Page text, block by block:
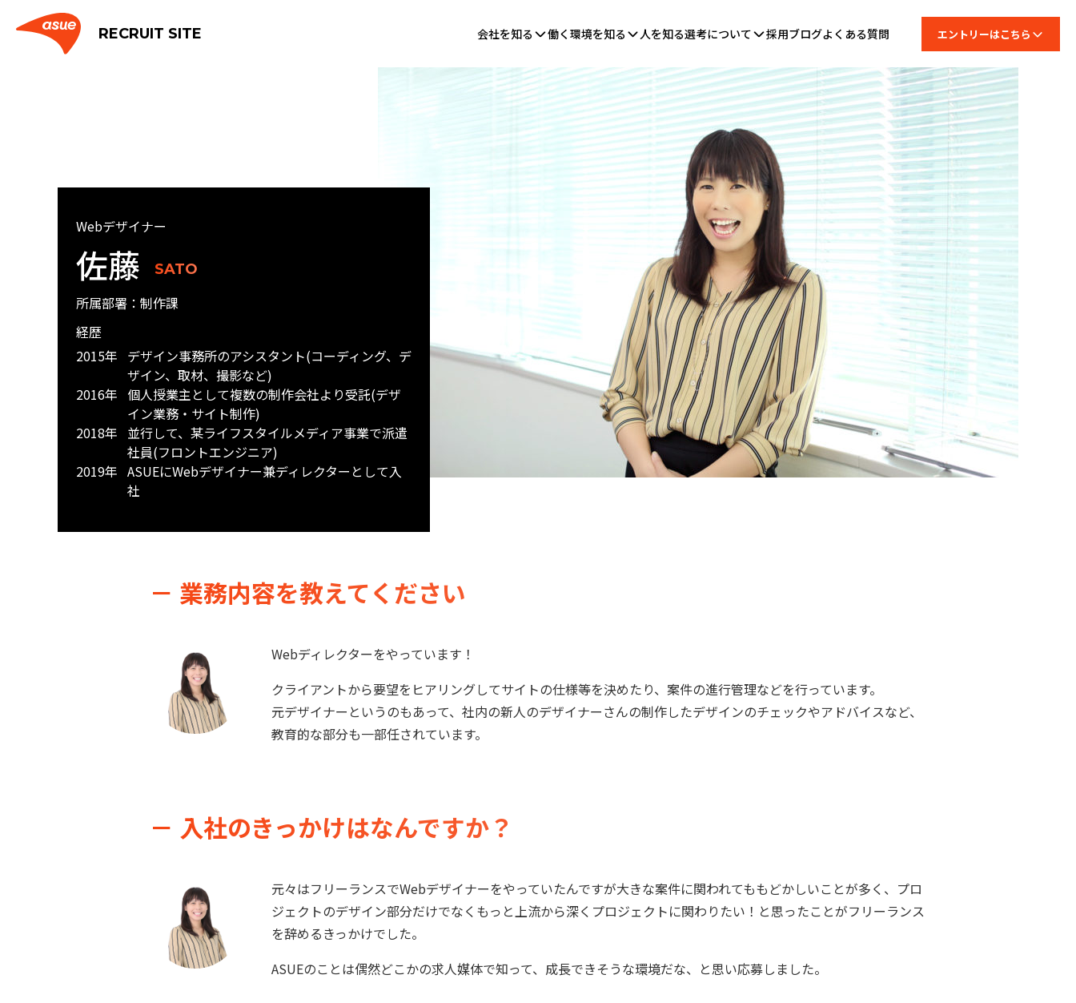
RECRUIT SITE 会社を知る 働く環境を知る 人を知る選考について 採用ブログよくある質問 エントリーはこちら
Webデザイナー
佐藤 SATO
所属部署：制作課
経歴
2015年 デザイン事務所のアシスタント(コーディング、デ
ザイン、取材、撮影など)
2016年 個人授業主として複数の制作会社より受託(デザ
イン業務・サイト制作)
2018年 並行して、某ライフスタイルメディア事業で派遣
社員(フロントエンジニア)
2019年 ASUEにWebデザイナー兼ディレクターとして入
社
－ 業務内容を教えてください
Webディレクターをやっています！
クライアントから要望をヒアリングしてサイトの仕様等を決めたり、案件の進行管理などを行っています。
元デザイナーというのもあって、社内の新人のデザイナーさんの制作したデザインのチェックやアドバイスなど、
教育的な部分も一部任されています。
－ 入社のきっかけはなんですか？
元々はフリーランスでWebデザイナーをやっていたんですが大きな案件に関われてももどかしいことが多く、プロ
ジェクトのデザイン部分だけでなくもっと上流から深くプロジェクトに関わりたい！と思ったことがフリーランス
を辞めるきっかけでした。
ASUEのことは偶然どこかの求人媒体で知って、成長できそうな環境だな、と思い応募しました。